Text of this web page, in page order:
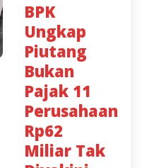
BPK
Ungkap
Piutang
Bukan
Pajak 11
Perusahaan
Rp62
Miliar Tak